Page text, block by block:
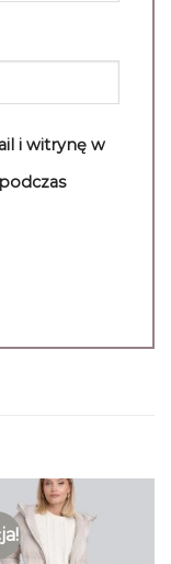
i witrynę w